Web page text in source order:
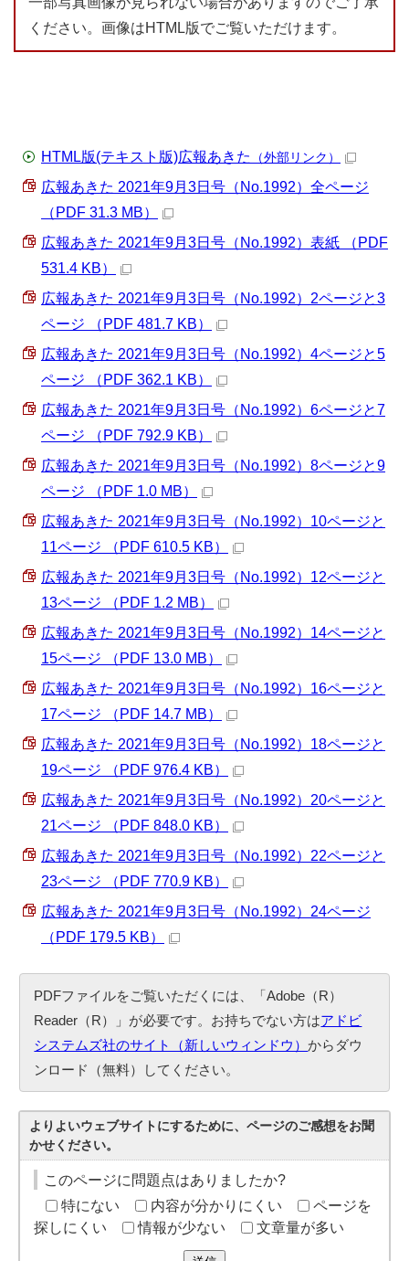
ください。画像はHTML版でご覧いただけます。
HTML版(テキスト版)広報あきた （外部リンク）
広報あきた 2021年9月3日号（No.1992）全ページ
（PDF 31.3 MB）
広報あきた 2021年9月3日号（No.1992）表紙 （PDF
531.4 KB）
広報あきた 2021年9月3日号（No.1992）2ページと3
ページ （PDF 481.7 KB）
広報あきた 2021年9月3日号（No.1992）4ページと5
ページ （PDF 362.1 KB）
広報あきた 2021年9月3日号（No.1992）6ページと7
ページ （PDF 792.9 KB）
広報あきた 2021年9月3日号（No.1992）8ページと9
ページ （PDF 1.0 MB）
広報あきた 2021年9月3日号（No.1992）10ページと
11ページ （PDF 610.5 KB）
広報あきた 2021年9月3日号（No.1992）12ページと
13ページ （PDF 1.2 MB）
広報あきた 2021年9月3日号（No.1992）14ページと
15ページ （PDF 13.0 MB）
広報あきた 2021年9月3日号（No.1992）16ページと
17ページ （PDF 14.7 MB）
広報あきた 2021年9月3日号（No.1992）18ページと
19ページ （PDF 976.4 KB）
広報あきた 2021年9月3日号（No.1992）20ページと
21ページ （PDF 848.0 KB）
広報あきた 2021年9月3日号（No.1992）22ページと
23ページ （PDF 770.9 KB）
広報あきた 2021年9月3日号（No.1992）24ページ
（PDF 179.5 KB）
PDFファイルをご覧いただくには、「Adobe（R）
Reader（R）」が必要です。お持ちでない方はアドビ
システムズ社のサイト（新しいウィンドウ）からダウ
ンロード（無料）してください。
よりよいウェブサイトにするために、ページのご感想をお聞
かせください。
このページに問題点はありましたか?
特にない
内容が分かりにくい
ページを
探しにくい
情報が少ない 文章量が多い